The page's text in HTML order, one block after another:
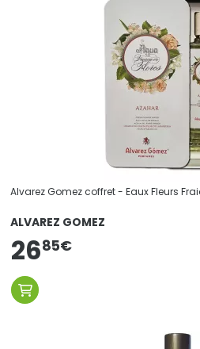
Alvarez Gomez coffret - Eaux Fleurs
ALVAREZ GOMEZ
2685€